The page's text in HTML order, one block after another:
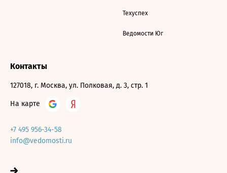
Техуспех
Ведомости Юг
Контакты
127018, г. Москва, ул. Полковая, д. 3, стр. 1
На карте
+7 495 956-34-58
info@vedomosti.ru